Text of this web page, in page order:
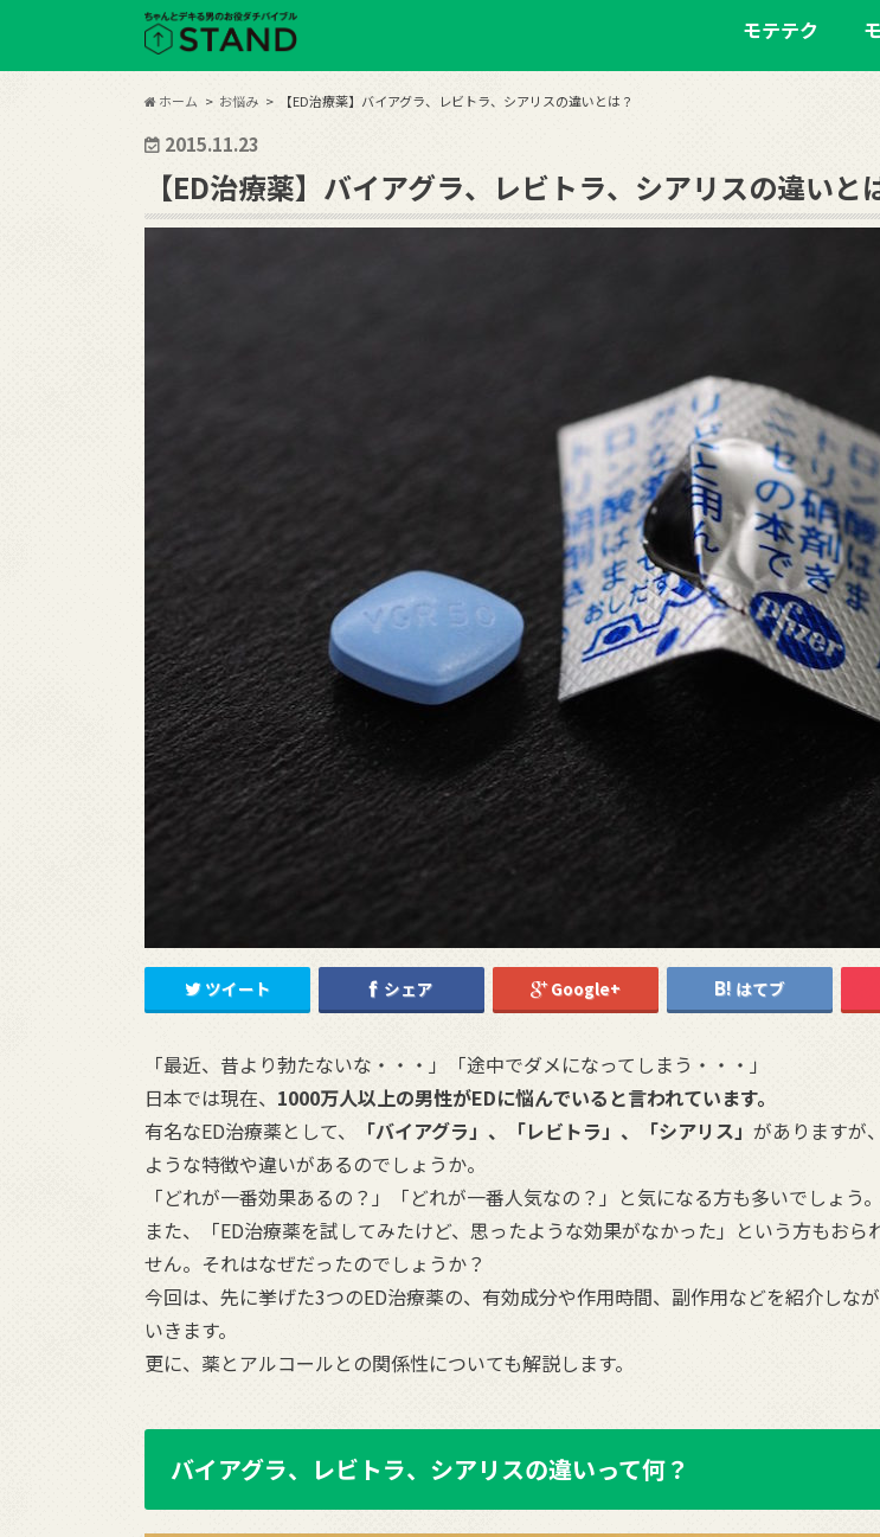
モテテク
ホーム お悩み 【ED治療薬】バイアグラ、レビトラ、シアリスの違いとは？
2015.11.23
【ED治療薬】バイアグラ、レビトラ、シアリスの違いと
ツイート シェア Google+ はてブ
「最近、昔より勃たないな・・・」「途中でダメになってしまう・・・」
日本では現在、 1000万人以上の男性がEDに悩んでいると言われています。
有名なED治療薬として、
「バイアグラ」、「レビトラ」、「シアリス」 がありますが
ような特徴や違いがあるのでしょうか。
「どれが一番効果あるの？」「どれが一番人気なの？」と気になる方も多いでしょう。
また、「ED治療薬を試してみたけど、思ったような効果がなかった」という方もおら
せん。それはなぜだったのでしょうか？
今回は、先に挙げた3つのED治療薬の、有効成分や作用時間、副作用などを紹介しな
いきます。
更に、薬とアルコールとの関係性についても解説します。
バイアグラ、レビトラ、シアリスの違いって何？